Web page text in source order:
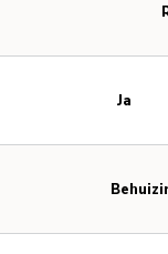
Ja